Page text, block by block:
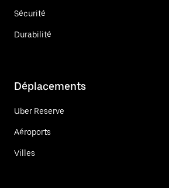
Sécurité
Durabilité
Déplacements
Uber Reserve
Aéroports
Villes